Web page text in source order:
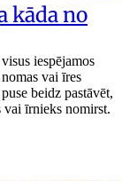
kāda no
iespējamos
vai īres
beidz pastāvēt,
īrnieks nomirst.